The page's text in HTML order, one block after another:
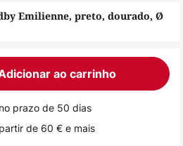
Emilienne, preto, dourado, Ø
ao carrinho
prazo de 50 dias
de 60 € e mais